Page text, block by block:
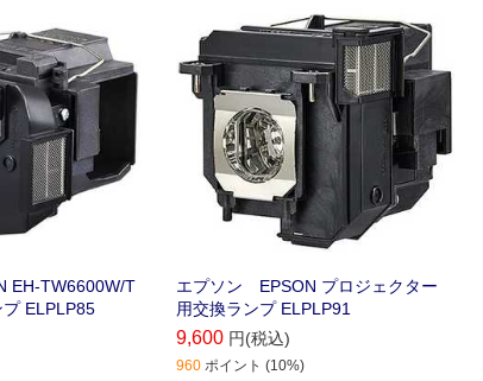
EH-TW6600W/T
ELPLP85
エプソン EPSON プロジェクター
用交換ランプ ELPLP91
9,600 円(税込)
960 ポイント (10%)